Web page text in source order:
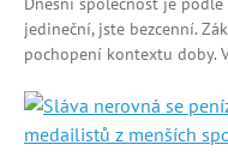
jedineční, jste bezcenní.
pochopení kontextu doby.